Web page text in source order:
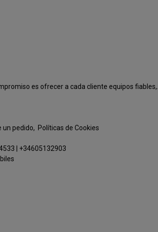
es ofrecer a cada cliente equipos fiables,...
un pedido Políticas de Cookies
+34605132903